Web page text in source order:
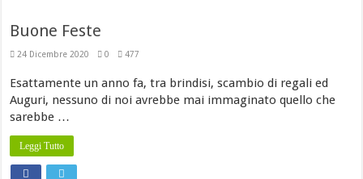
Buone Feste
24 Dicembre 2020 0 477
Esattamente un anno fa, tra brindisi, scambio di regali ed
Auguri, nessuno di noi avrebbe mai immaginato quello che
sarebbe …
Leggi Tutto